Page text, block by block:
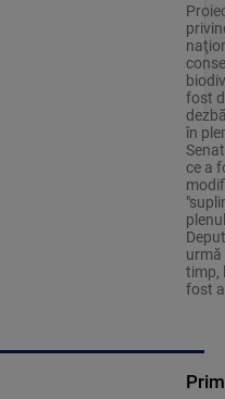
fost
în
ce a
urmă
timp,
fost